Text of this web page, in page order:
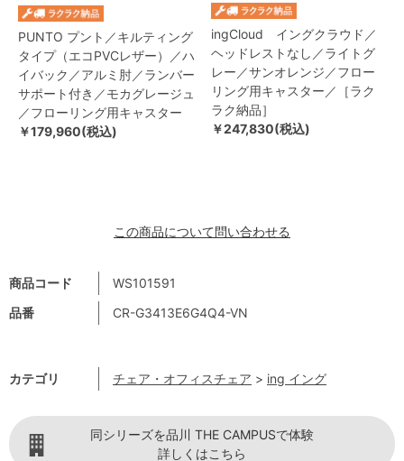
商品コード
WS101591
品番
CR-G3413E6G4Q4-VN
カテゴリ チェア・オフィスチェア > ing イング
PUNTO プント／キルティング
タイプ（エコPVCレザー）／ハ
イバック／アルミ肘／ランバー
サポート付き／モカグレージュ
／フローリング用キャスター
￥179,960(税込)
ingCloud イングクラウド／
ヘッドレストなし／ライトグ
レー／サンオレンジ／フロー
リング用キャスター／［ラク
ラク納品］
￥247,830(税込)
この商品について問い合わせる
同シリーズを品川 THE CAMPUSで体験
詳しくはこちら